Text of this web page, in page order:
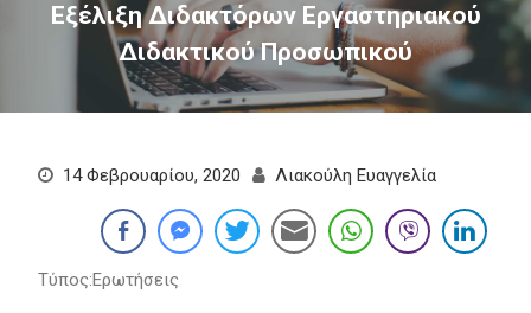
Εξέλιξη Διδακτόρων Εργαστηριακού
Διδακτικού Προσωπικού
14 Φεβρουαρίου, 2020 Λιακούλη Ευαγγελία
Τύπος:Ερωτήσεις